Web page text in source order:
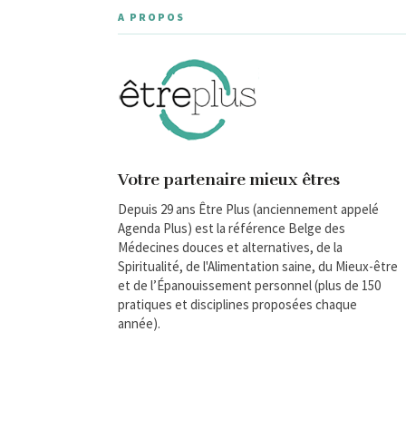
A PROPOS
Votre partenaire mieux êtres
Depuis 29 ans Être Plus (anciennement appelé
Agenda Plus) est la référence Belge des
Médecines douces et alternatives, de la
Spiritualité, de l'Alimentation saine, du Mieux-être
et de l’Épanouissement personnel (plus de 150
pratiques et disciplines proposées chaque
année).